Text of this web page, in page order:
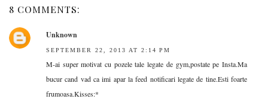
8 COMMENTS:
Unknown
SEPTEMBER 22, 2013 AT 2:14 PM
M-ai super motivat cu pozele tale legate de gym,postate pe Insta.Ma
bucur cand vad ca imi apar la feed notificari legate de tine.Esti foarte
frumoasa.Kisses:*